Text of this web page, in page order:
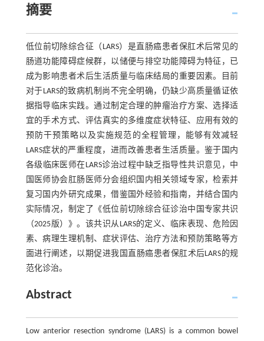
摘要
低位前切除综合征（LARS）是直肠癌患者保肛术后常见的
肠道功能障碍症候群，以储便与排空功能障碍为特征，已
成为影响患者术后生活质量与临床结局的重要因素。目前
对于LARS的致病机制尚不完全明确，仍缺少高质量循证依
据指导临床实践。通过制定合理的肿瘤治疗方案、选择适
宜的手术方式、评估真实的多维度症状特征、应用有效的
预防干预策略以及实施规范的全程管理，能够有效减轻
LARS症状的严重程度，进而改善患者生活质量。鉴于国内
各级临床医师在LARS诊治过程中缺乏指导性共识意见，中
国医师协会肛肠医师分会组织国内相关领域专家，检索并
复习国内外研究成果，借鉴国外经验和指南，并结合国内
实际情况，制定了《低位前切除综合征诊治中国专家共识
（2025版）》。该共识从LARS的定义、临床表现、危险因
素、病理生理机制、症状评估、治疗方法和预防策略等方
面进行阐述，以期促进我国直肠癌患者保肛术后LARS的规
范化诊治。
Abstract
Low anterior resection syndrome (LARS) is a common bowel